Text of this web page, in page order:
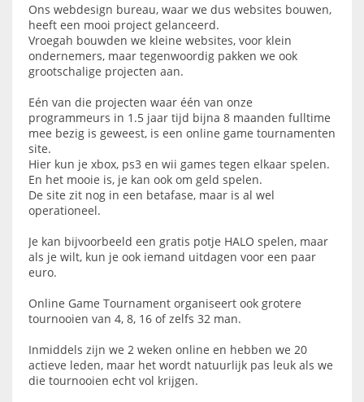
Ons webdesign bureau, waar we dus websites bouwen,
heeft een mooi project gelanceerd.
Vroegah bouwden we kleine websites, voor klein
ondernemers, maar tegenwoordig pakken we ook
grootschalige projecten aan.
Eén van die projecten waar één van onze
programmeurs in 1.5 jaar tijd bijna 8 maanden fulltime
mee bezig is geweest, is een online game tournamenten
site.
Hier kun je xbox, ps3 en wii games tegen elkaar spelen.
En het mooie is, je kan ook om geld spelen.
De site zit nog in een betafase, maar is al wel
operationeel.
Je kan bijvoorbeeld een gratis potje HALO spelen, maar
als je wilt, kun je ook iemand uitdagen voor een paar
euro.
Online Game Tournament organiseert ook grotere
tournooien van 4, 8, 16 of zelfs 32 man.
Inmiddels zijn we 2 weken online en hebben we 20
actieve leden, maar het wordt natuurlijk pas leuk als we
die tournooien echt vol krijgen.